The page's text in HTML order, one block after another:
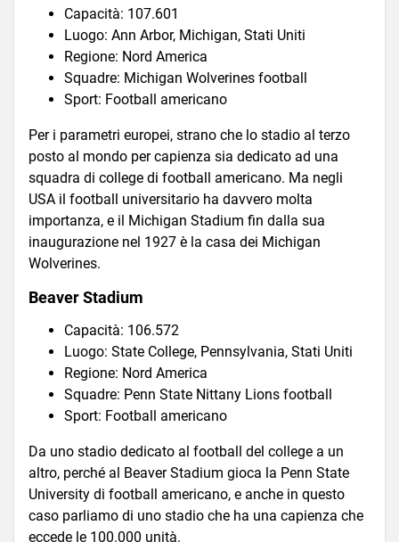
Capacità: 107.601
Luogo: Ann Arbor, Michigan, Stati Uniti
Regione: Nord America
Squadre: Michigan Wolverines football
Sport: Football americano
Per i parametri europei, strano che lo stadio al terzo
posto al mondo per capienza sia dedicato ad una
squadra di college di football americano. Ma negli
USA il football universitario ha davvero molta
importanza, e il Michigan Stadium fin dalla sua
inaugurazione nel 1927 è la casa dei Michigan
Wolverines.
Beaver Stadium
Capacità: 106.572
Luogo: State College, Pennsylvania, Stati Uniti
Regione: Nord America
Squadre: Penn State Nittany Lions football
Sport: Football americano
Da uno stadio dedicato al football del college a un
altro, perché al Beaver Stadium gioca la Penn State
University di football americano, e anche in questo
caso parliamo di uno stadio che ha una capienza che
eccede le 100.000 unità.